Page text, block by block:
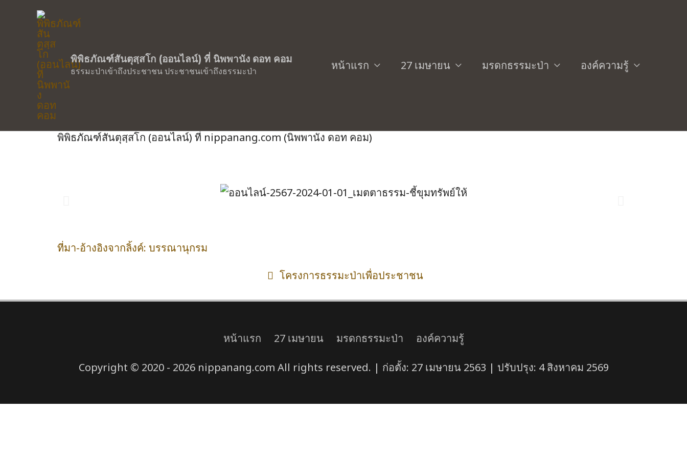
พิพิธภัณฑ์สันตุสฺสโก (ออนไลน์) ที่ นิพพานัง ดอท คอม
ธรรมะป่าเข้าถึงประชาชน ประชาชนเข้าถึงธรรมะป่า หน้าแรก 27 เมษายน มรดกธรรมะป่า องค์ความรู้
รักษ์ธรรมะป่า…ส่งเสริมธรรมทาน…ศูนย์ศึกษาธรรมะป่า
บันทึกภาพ-คติธรรม (ถอดจากพระธรรมเทศนา) 2567 โดย ท่านพระอาจารย์อินทร์ถวาย สันตุสฺสโก
พิพิธภัณฑ์สันตุสฺสโก (ออนไลน์) ที่ nippanang.com (นิพพานัง ดอท คอม)
ที่มา-อ้างอิงจากลิ้งค์: บรรณานุกรม
โครงการธรรมะป่าเพื่อประชาชน
หน้าแรก 27 เมษายน มรดกธรรมะป่า องค์ความรู้
Copyright © 2020 - 2026 nippanang.com All rights reserved. | ก่อตั้ง: 27 เมษายน 2563 | ปรับปรุง: 4 สิงหาคม 2569